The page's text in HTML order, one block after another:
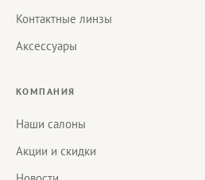
Контактные линзы
Аксессуары
КОМПАНИЯ
Наши салоны
Акции и скидки